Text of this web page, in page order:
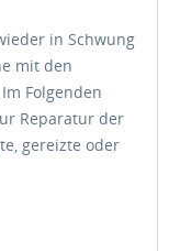
in Schwung
mit den
Folgenden
Reparatur der
gereizte oder